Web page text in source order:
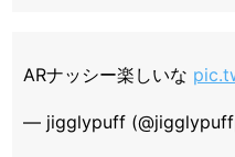
ARナッシー楽しいな
— jigglypuff